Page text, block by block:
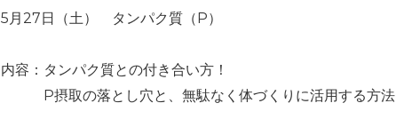
5月27日（土） タンパク質（P）
内容：タンパク質との付き合い方！
P摂取の落とし穴と、無駄なく体づくりに活用する方法